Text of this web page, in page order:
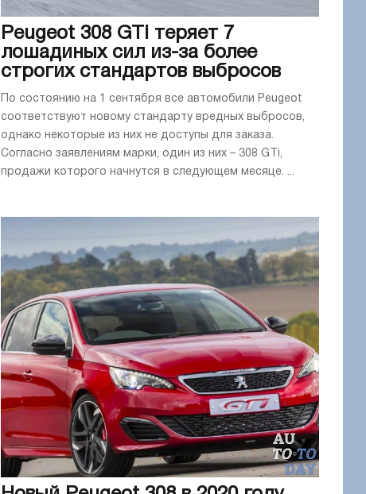
Peugeot 308 GTi теряет 7
лошадиных сил из-за более
строгих стандартов выбросов
По состоянию на 1 сентября все автомобили Peugeot
соответствуют новому стандарту вредных выбросов,
однако некоторые из них не доступы для заказа.
Согласно заявлениям марки, один из них – 308 GTi,
продажи которого начнутся в следующем месяце. ...